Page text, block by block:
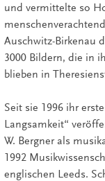
und vermittelte so
Auschwitz-Birkenau
3000 Bildern, die in
blieben in
Seit sie 1996 ihr
Langsamkeit“
W. Bergner als
1992
englischen Leeds.